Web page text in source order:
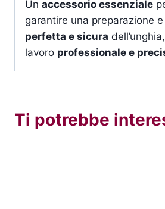
Un accessorio essenziale
garantire una preparazione
perfetta e sicura
lavoro professionale e
Ti potrebbe